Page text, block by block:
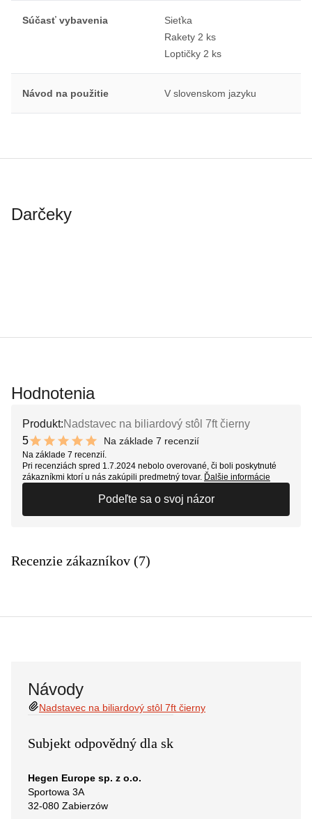
Súčasť vybavenia
Sieťka
Rakety 2 ks
Loptičky 2 ks
Návod na použitie V slovenskom jazyku
Darčeky
Hodnotenia
Produkt:Nadstavec na biliardový stôl 7ft čierny
5
10 out of 10 stars
Na základe 7 recenzií
Na základe 7 recenzií.
Pri recenziách spred 1.7.2024 nebolo overované, či boli poskytnuté
zákazníkmi ktorí u nás zakúpili predmetný tovar. Ďalšie informácie
Podeľte sa o svoj názor
Recenzie zákazníkov (7)
Návody
Nadstavec na biliardový stôl 7ft čierny
Subjekt odpovědný dla sk
Hegen Europe sp. z o.o.
Sportowa 3A
32-080 Zabierzów